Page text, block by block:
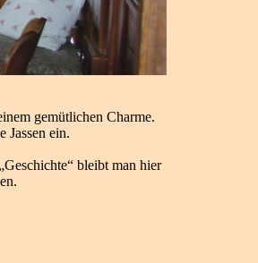
gemütlichen Charme.
Jassen ein.
bleibt man hier